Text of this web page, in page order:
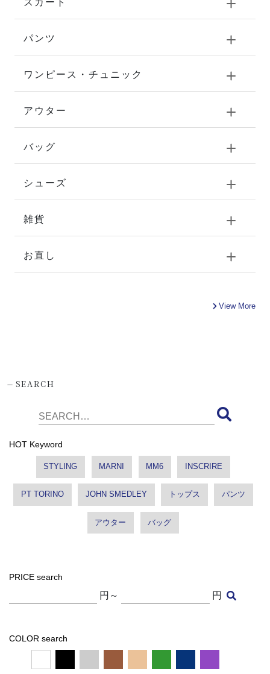
スカート
パンツ
ワンピース・チュニック
アウター
バッグ
シューズ
雑貨
お直し
View More
-SEARCH
HOT Keyword
STYLING MARNI MM6 INSCRIRE
PT TORINO JOHN SMEDLEY トップス パンツ
アウター バッグ
PRICE search
円～ 円
COLOR search